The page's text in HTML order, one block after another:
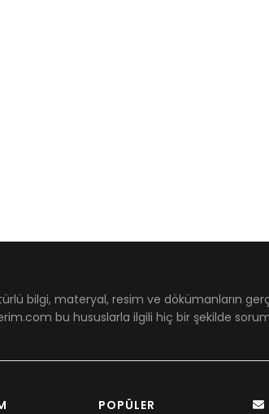
bilgi, materyal, resim ve dökümanların
bu hususlarla ilgili hiç bir şekilde
POPÜLER